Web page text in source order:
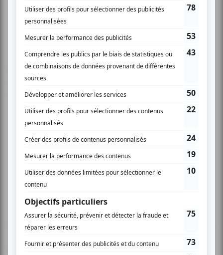
Language / Langue: Français-French
Louis-Paul possède un don: il a l’oreille absolue, c’est-à-dire
que peu importe le moment, il devient systématiquement
la personne vers laquelle on se tourne pour se confier, à qui
on fait confiance. Que pourrait être une journée
extraordinaire dans la vie d'un homme aussi singulier?
Texte: Véronique Pascal
M.E.S.: Jean Belzil-Gascon
www.montrealfringe.ca
AUCUN COMMENTAIRE